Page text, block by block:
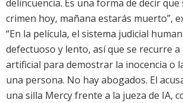
delincuencia. Es una forma de decir
crimen hoy, mañana estarás muerto”,
“En la película, el sistema judicial
defectuoso y lento, así que se recurre
artificial para demostrar la inocencia o
una persona. No hay abogados. El
una silla Mercy frente a la jueza de IA,